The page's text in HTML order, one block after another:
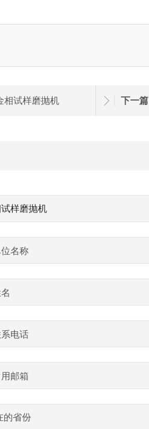
相试样磨抛机 下一篇